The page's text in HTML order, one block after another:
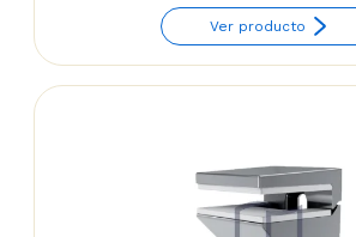
Ver producto